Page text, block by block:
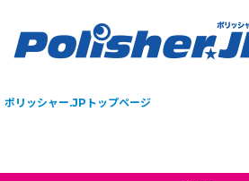
ポリッシャー.JPトップページ